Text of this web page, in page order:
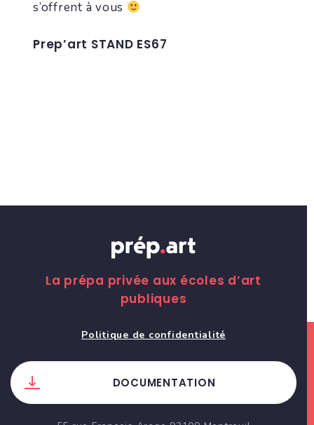
s’offrent à vous
Prep’art STAND ES67
La prépa privée aux écoles d’art
publiques
Politique de confidentialité
DOCUMENTATION